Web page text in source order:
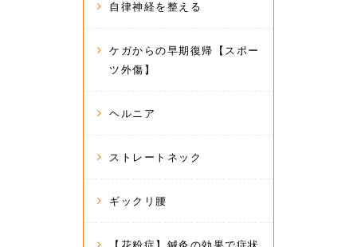
自律神経を整える
ケガからの早期復帰【スポー
ツ外傷】
ヘルニア
ストレートネック
ギックリ腰